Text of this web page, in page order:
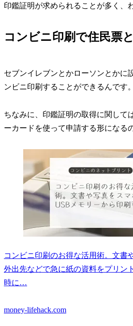
印鑑証明が求められることが多く、
コンビニ印刷で住民票
セブンイレブンとかローソンとかに
ンビニ印刷することができるんです。
ちなみに、印鑑証明の取得に関して
ーカードを使って申請する形になる
コンビニ印刷のお得な活用術。文書
外出先などで急に紙の資料をプリン
時に…
money-lifehack.com